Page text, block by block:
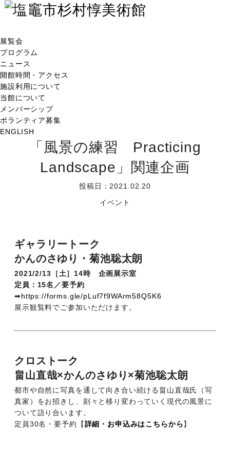
展覧会
プログラム
ニュース
開館時間・アクセス
施設利用について
当館について
メンバーシップ
ボランティア募集
ENGLISH
「風景の練習 Practicing
Landscape」関連企画
投稿日：2021.02.20
イベント
ギャラリートーク
かんのさゆり・菊池聡太朗
2021/2/13［土］14時 企画展示室
定員：15名／要予約
➡https://forms.gle/pLuf7f9WArm58Q5K6
展示観覧料でご参加いただけます。
クロストーク
畠山直哉×かんのさゆり×菊池聡太朗
都市や自然に写真を通して向き合い続ける畠山直哉氏（写
真家）をお招きし、刻々と移り変わっていく現代の風景に
ついて語り合います。
定員30名・要予約【詳細・お申込みはこちらから】